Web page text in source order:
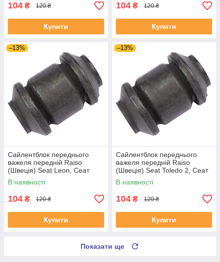
104 ₴ 120 ₴
Купити
104 ₴ 120 ₴
Купити
–13%
Сайлентблок переднього
важеля передній Raiso
(Швеція) Seat Leon, Сеат
Леон 99-06 #RL-1J0182V
UAYSBXG4
В наявності
104 ₴ 120 ₴
Купити
–13%
Сайлентблок переднього
важеля передній Raiso
(Швеція) Seat Toledo 2, Сеат
Толедо 2 99-06 #RL-1J0182V
UATOJRK4
В наявності
104 ₴ 120 ₴
Купити
Показати ще